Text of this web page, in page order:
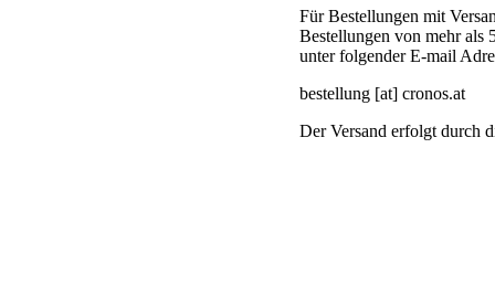
Für Bestellungen mit
Bestellungen von mehr als
unter folgender E-mail
bestellung [at] cronos.at
Der Versand erfolgt durch